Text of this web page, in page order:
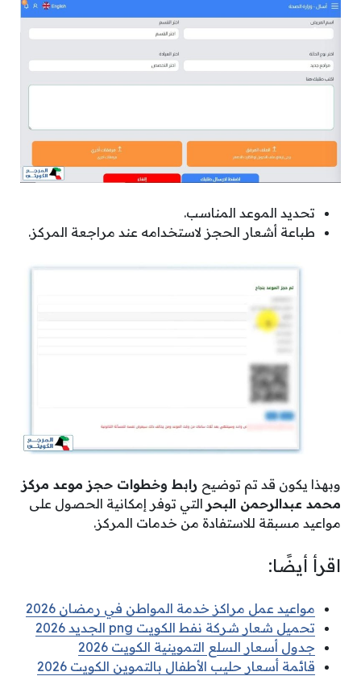
تحديد الموعد المناسب.
طباعة أشعار الحجز لاستخدامه عند مراجعة المركز.
وبهذا يكون قد تم توضيح رابط وخطوات حجز موعد مركز
محمد عبدالرحمن البحر التي توفر إمكانية الحصول على
مواعيد مسبقة للاستفادة من خدمات المركز.
اقرأ أيضًا:
مواعيد عمل مراكز خدمة المواطن في رمضان 2026
تحميل شعار شركة نفط الكويت png الجديد 2026
جدول أسعار السلع التموينية الكويت 2026
قائمة أسعار حليب الأطفال بالتموين الكويت 2026